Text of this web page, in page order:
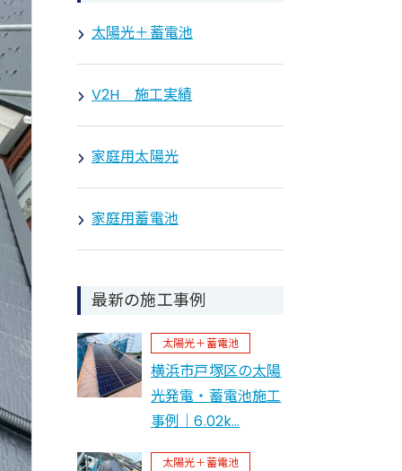
太陽光＋蓄電池
V2H 施工実績
家庭用太陽光
家庭用蓄電池
最新の施工事例
太陽光＋蓄電池
横浜市戸塚区の太陽
光発電・蓄電池施工
事例｜6.02k…
太陽光＋蓄電池